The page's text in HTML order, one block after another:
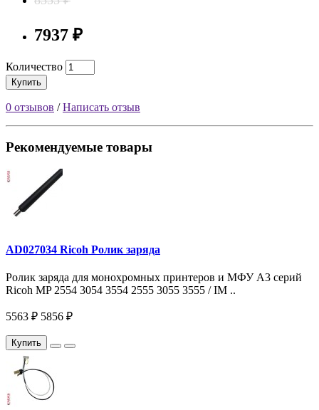
7937 ₽
Количество
Купить
0 отзывов /Написать отзыв
Рекомендуемые товары
AD027034 Ricoh Ролик заряда
Ролик заряда для монохромных принтеров и МФУ A3 серий
Ricoh MP 2554 3054 3554 2555 3055 3555 / IM ..
5563 ₽ 5856 ₽
Купить